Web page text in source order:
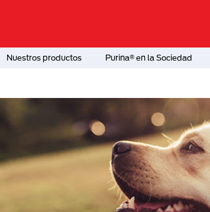
Nuestros productos Purina® en la Sociedad